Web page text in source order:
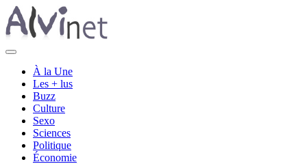
À la Une
Les + lus
Buzz
Culture
Sexo
Sciences
Politique
Économie